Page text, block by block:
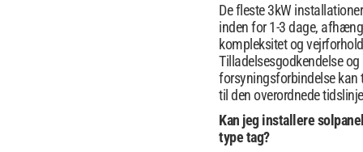
De fleste 3kW
inden for 1-3 dage,
kompleksitet og
Tilladelsesgodkendelse og
forsyningsforbindelse kan
til den overordnede
Kan jeg installere
type tag?